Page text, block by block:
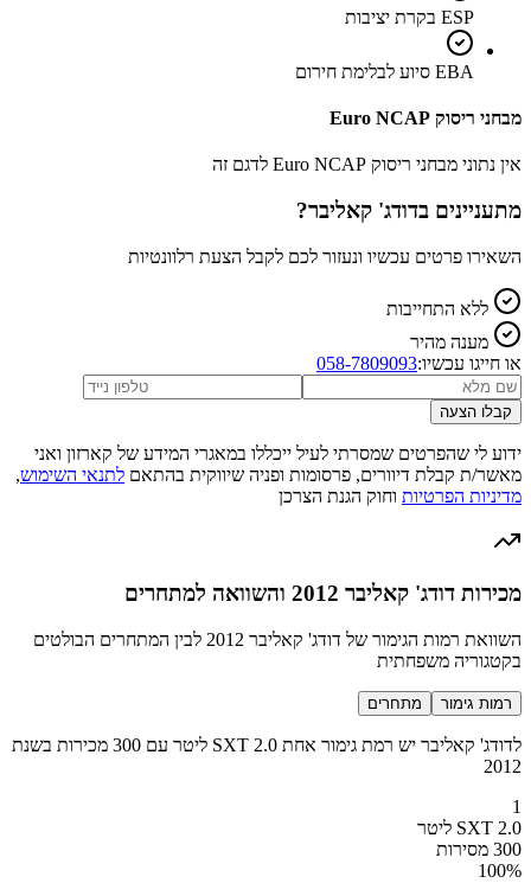
ESP בקרת יציבות
EBA סיוע לבלימת חירום
מבחני ריסוק Euro NCAP
אין נתוני מבחני ריסוק Euro NCAP לדגם זה
מתעניינים בדודג' קאליבר?
השאירו פרטים עכשיו ונעזור לכם לקבל הצעת רלוונטיות
ללא התחייבות
מענה מהיר
או חייגו עכשיו:058-7809093
קבלו הצעה
ידוע לי שהפרטים שמסרתי לעיל ייכללו במאגרי המידע של קארזון ואני
מאשר/ת קבלת דיוורים, פרסומות ופניה שיווקית בהתאם לתנאי השימוש,
מדיניות הפרטיות וחוק הגנת הצרכן
מכירות דודג' קאליבר 2012 והשוואה למתחרים
השוואת רמות הגימור של דודג' קאליבר 2012 לבין המתחרים הבולטים
בקטגוריה משפחתית
רמות גימור מתחרים
לדודג' קאליבר יש רמת גימור אחת SXT 2.0 ליטר עם 300 מכירות בשנת
2012
1
SXT 2.0 ליטר
300 מסירות
100%